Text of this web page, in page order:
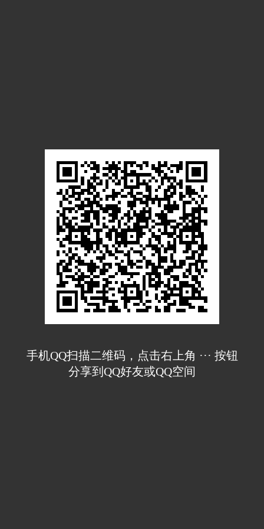
手机QQ扫描二维码，点击右上角 ··· 按钮
分享到QQ好友或QQ空间